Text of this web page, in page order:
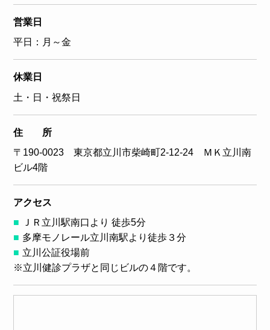
営業日
平日：月～金
休業日
土・日・祝祭日
住 所
〒190-0023 東京都立川市柴崎町2-12-24 ＭＫ立川南
ビル4階
アクセス
ＪＲ立川駅南口より 徒歩5分
多摩モノレール立川南駅より徒歩３分
立川公証役場前
※立川健診プラザと同じビルの４階です。